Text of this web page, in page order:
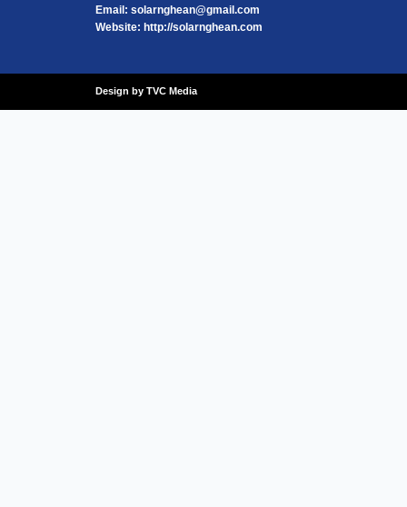
Email: solarnghean@gmail.com
Website: http://solarnghean.com
Design by TVC Media